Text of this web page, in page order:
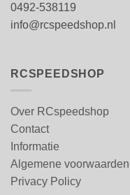
0492-538119
info@rcspeedshop.nl
RCSPEEDSHOP
Over RCspeedshop
Contact
Informatie
Algemene voorwaarden
Privacy Policy